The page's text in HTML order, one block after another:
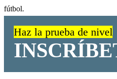
fútbol.
Haz la prueba de nivel